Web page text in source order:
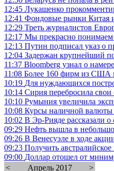
12:45 Лукашенко
12:41 Фондовые рынки Китая
12:29 Треть журналистов
12:17 Мы прекрасно
12:13 Путин подписал указ о
12:04 Задержан крупнейший
11:37 Bloomberg узнал о
11:08 Более 160 фирм из США
10:19 Для нуждающихся
10:14 Сирия перебросила
10:10 Румыния увеличила
10:08 Курсы наличной валюты
10:02 В Эр-Рияде рассказали
09:29 Нефть вышла в
09:26 В Венесуэле в ходе
09:23 Получить
09:00 Доллар отошел от
<
Апрель 2017 >